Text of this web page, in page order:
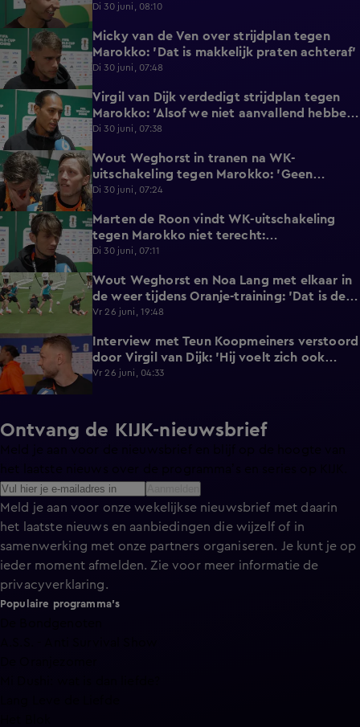
zijn Nederlands!'
Di 30 juni, 08:10
1:44
Micky van de Ven over strijdplan tegen
Marokko: 'Dat is makkelijk praten achteraf'
Di 30 juni, 07:48
Virgil van Dijk verdedigt strijdplan tegen
Marokko: 'Alsof we niet aanvallend hebben
gedacht?'
Di 30 juni, 07:38
3:49
Wout Weghorst in tranen na WK-
uitschakeling tegen Marokko: 'Geen
moment rekening mee gehouden'
Di 30 juni, 07:24
3:26
Marten de Roon vindt WK-uitschakeling
tegen Marokko niet terecht:
'Gelijkwaardige pot'
Di 30 juni, 07:11
2:58
Wout Weghorst en Noa Lang met elkaar in
de weer tijdens Oranje-training: 'Dat is de
tweede keer!'
Vr 26 juni, 19:48
2:43
Interview met Teun Koopmeiners verstoord
door Virgil van Dijk: 'Hij voelt zich ook
lekker!'
Vr 26 juni, 04:33
Ontvang de KIJK-nieuwsbrief
Meld je aan voor onze wekelijkse nieuwsbrief met daarin
het laatste nieuws en aanbiedingen die wijzelf of in
samenwerking met onze partners organiseren. Je kunt je op
ieder moment afmelden. Zie voor meer informatie de
privacyverklaring.
Populaire programma's